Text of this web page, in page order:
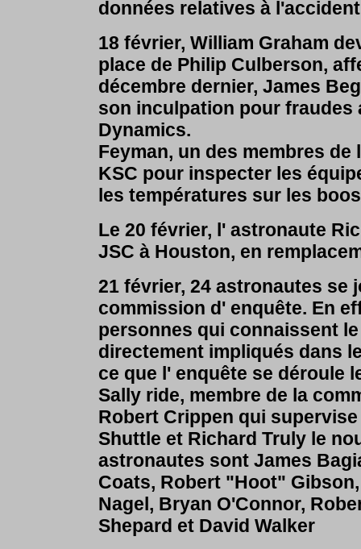
données relatives à
18 février, William Graham
place de Philip Culberson,
décembre dernier, James
son inculpation pour fraudes
Dynamics.
Feyman, un des membres
KSC pour inspecter les
les températures sur les
Le 20 février, l' astronaute
JSC à Houston, en
21 février, 24 astronautes se
commission d' enquête. En
personnes qui connaissent
directement impliqués dans
ce que l' enquête se déroule
Sally ride, membre de la
Robert Crippen qui
Shuttle et Richard Truly le
astronautes sont James
Coats, Robert "Hoot"
Nagel, Bryan O'Connor,
Shepard et David Walker